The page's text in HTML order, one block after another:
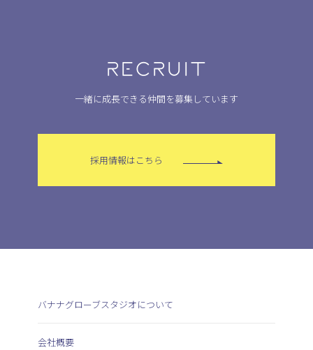
RECRUIT
一緒に成長できる仲間を募集しています
採用情報はこちら
バナナグローブスタジオについて
会社概要